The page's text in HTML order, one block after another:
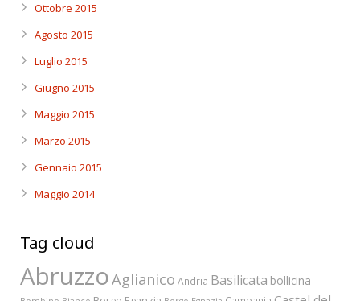
Ottobre 2015
Agosto 2015
Luglio 2015
Giugno 2015
Maggio 2015
Marzo 2015
Gennaio 2015
Maggio 2014
Tag cloud
AbruzzoAglianico Andria Basilicata bollicina